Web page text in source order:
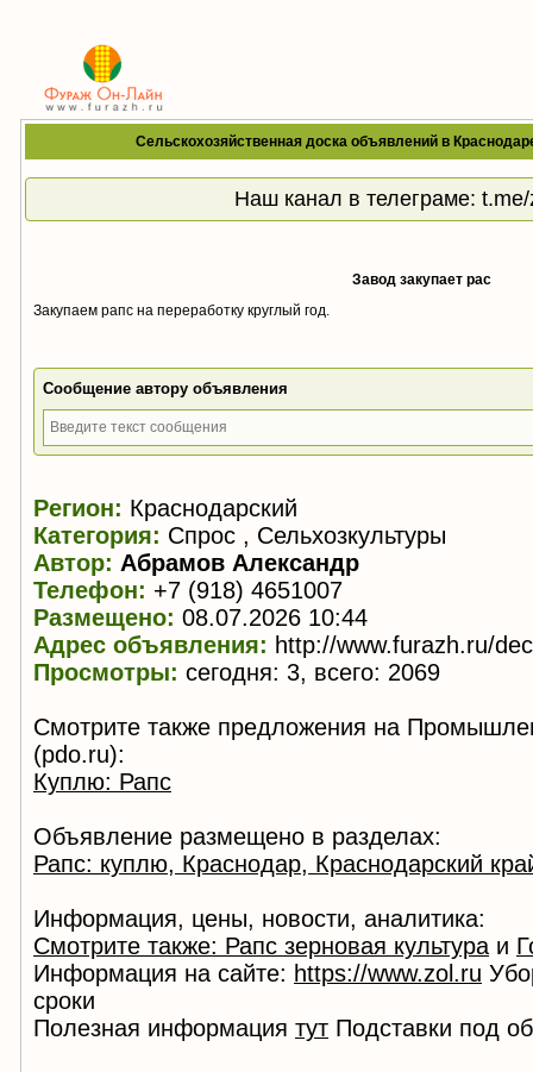
Сельскохозяйственная доска объявлений в
Наш канал в телеграме:
Завод закупает рас
Закупаем рапс на переработку круглый год.
Сообщение автору объявления
Регион: Краснодарский
Категория: Спрос , Сельхозкультуры
Автор: Абрамов Александр
Телефон: +7 (918) 4651007
Размещено: 08.07.2026 10:44
Адрес объявления: http://www.furazh.ru/
Просмотры: сегодня: 3, всего: 2069
Смотрите также предложения на
(pdo.ru):
Куплю: Рапс
Объявление размещено в разделах:
Рапс: куплю, Краснодар, Краснодарский
Информация, цены, новости, аналитика:
Смотрите также: Рапс зерновая культура и
Информация на сайте: https://www.zol.ru
сроки
Полезная информация тут Подставки под